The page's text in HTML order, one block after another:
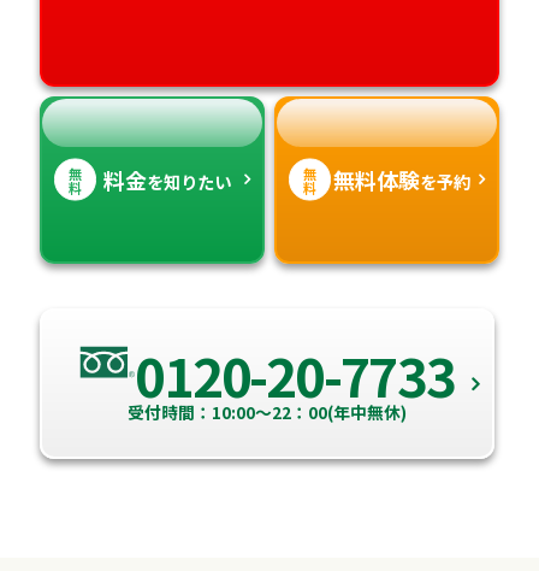
高知県
沖縄県
無
料 料金を知りたい 無
料 無料体験を予約
0120-20-7733
受付時間：10:00～22：00(年中無休)